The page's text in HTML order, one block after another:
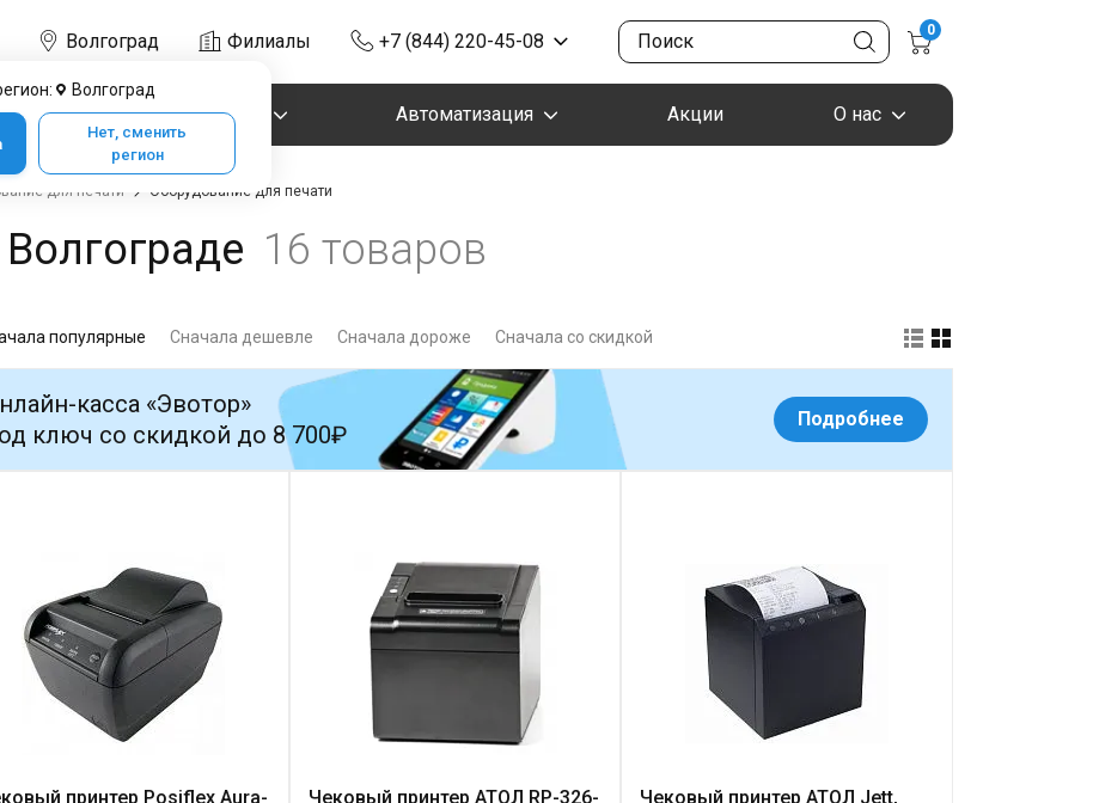
Волгоград
Волгоград
Нет, сменить
регион
Филиалы +7 (844) 220-45-08
0
Маркировка Автоматизация Акции О нас
для печати Оборудование для печати
16 товаров
популярные Сначала дешевле Сначала дороже Сначала со скидкой
принтер Posiflex Aura-
Чековый принтер АТОЛ RP-326-
Чековый принтер АТОЛ Jett,
касса «Эвотор»
ключ со скидкой до 8 700₽
Подробнее